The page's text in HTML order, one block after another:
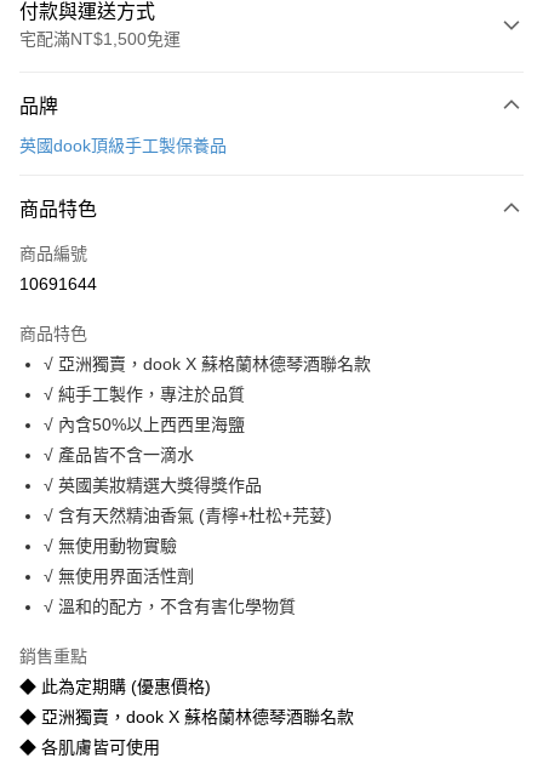
付款與運送方式
宅配滿NT$1,500免運
信用卡一次付款
宅配
每筆NT$150，滿NT$1,500(含以上)免運費
品牌
英國dook頂級手工製保養品
商品特色
商品編號
10691644
商品特色
√ 亞洲獨賣，dook X 蘇格蘭林德琴酒聯名款
√ 純手工製作，專注於品質
√ 內含50%以上西西里海鹽
√ 產品皆不含一滴水
√ 英國美妝精選大獎得獎作品
√ 含有天然精油香氣 (青檸+杜松+芫荽)
√ 無使用動物實驗
√ 無使用界面活性劑
√ 溫和的配方，不含有害化學物質
銷售重點
◆ 此為定期購 (優惠價格)
◆ 亞洲獨賣，dook X 蘇格蘭林德琴酒聯名款
◆ 各肌膚皆可使用